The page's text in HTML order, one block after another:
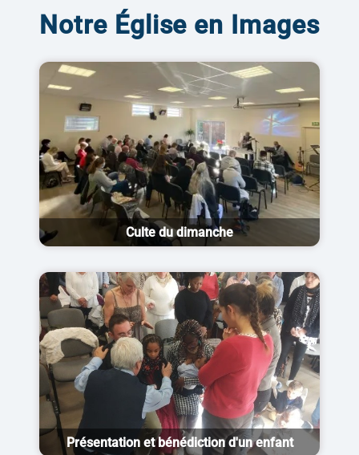
Notre Église en Images
Culte du dimanche
Présentation et bénédiction d'un enfant